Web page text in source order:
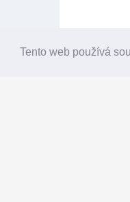
Tento web používá